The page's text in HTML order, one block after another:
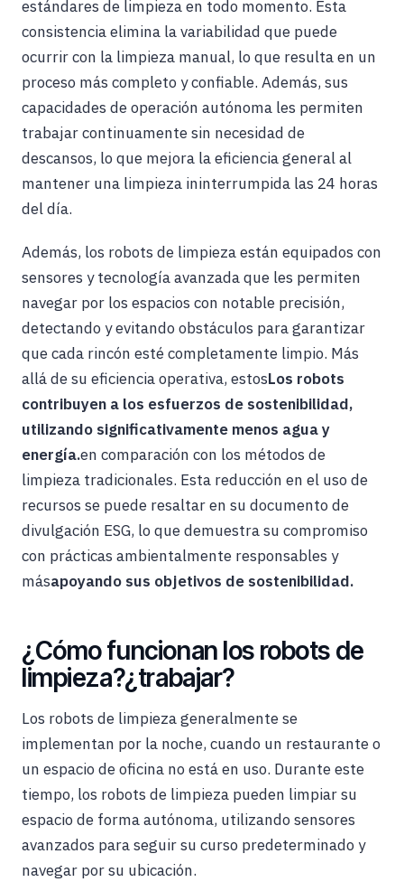
estándares de limpieza en todo momento. Esta
consistencia elimina la variabilidad que puede
ocurrir con la limpieza manual, lo que resulta en un
proceso más completo y confiable. Además, sus
capacidades de operación autónoma les permiten
trabajar continuamente sin necesidad de
descansos, lo que mejora la eficiencia general al
mantener una limpieza ininterrumpida las 24 horas
del día.
Además, los robots de limpieza están equipados con
sensores y tecnología avanzada que les permiten
navegar por los espacios con notable precisión,
detectando y evitando obstáculos para garantizar
que cada rincón esté completamente limpio. Más
allá de su eficiencia operativa, estosLos robots
contribuyen a los esfuerzos de sostenibilidad,
utilizando significativamente menos agua y
energía.en comparación con los métodos de
limpieza tradicionales. Esta reducción en el uso de
recursos se puede resaltar en su documento de
divulgación ESG, lo que demuestra su compromiso
con prácticas ambientalmente responsables y
másapoyando sus objetivos de sostenibilidad.
¿Cómo funcionan los robots de
limpieza?¿trabajar?
Los robots de limpieza generalmente se
implementan por la noche, cuando un restaurante o
un espacio de oficina no está en uso. Durante este
tiempo, los robots de limpieza pueden limpiar su
espacio de forma autónoma, utilizando sensores
avanzados para seguir su curso predeterminado y
navegar por su ubicación.